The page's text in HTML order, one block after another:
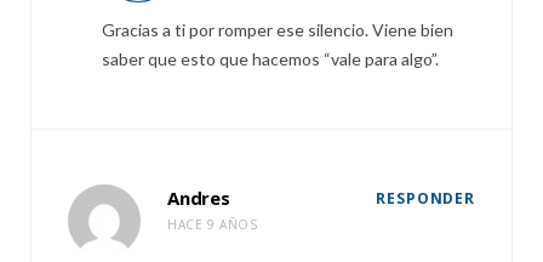
Gracias a ti por romper ese silencio. Viene bien
saber que esto que hacemos “vale para algo”.
Andres
HACE 9 AÑOS
RESPONDER